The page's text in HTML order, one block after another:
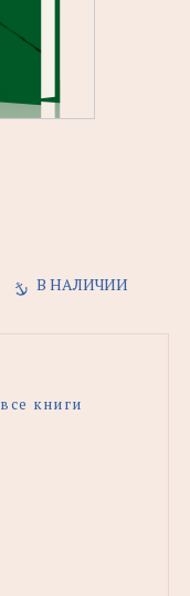
В НАЛИЧИИ
все книги